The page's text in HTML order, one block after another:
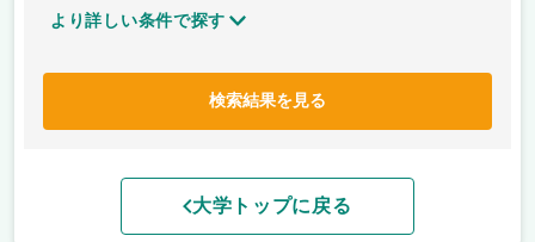
より詳しい条件で探す
検索結果を見る
大学トップに戻る